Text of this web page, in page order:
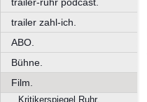
trailer zahl-ich.
ABO.
Bühne.
Film.
Kritikerspiegel Ruhr.